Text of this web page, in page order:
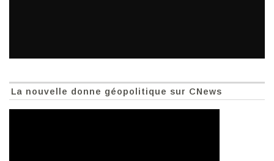
La nouvelle donne géopolitique sur CNews